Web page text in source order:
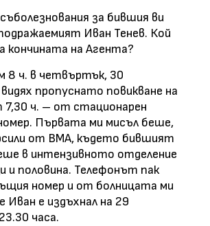
за бившия ви
Иван Тенев. Кой
кончината на Агента?
8 ч. в четвъртък, 30
пропуснато повикване на
7,30 ч. – от стационарен
Първата ми мисъл беше,
от ВМА, където бившият
в интензивното отделение
и половина. Телефонът пак
номер и от болницата ми
Иван е издъхнал на 29
часа.